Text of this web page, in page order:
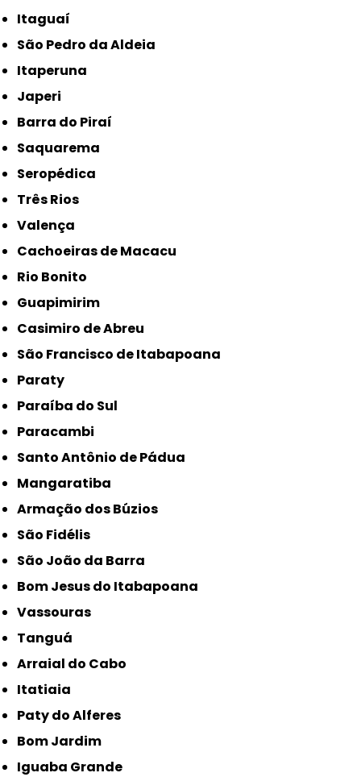
Itaguaí
São Pedro da Aldeia
Itaperuna
Japeri
Barra do Piraí
Saquarema
Seropédica
Três Rios
Valença
Cachoeiras de Macacu
Rio Bonito
Guapimirim
Casimiro de Abreu
São Francisco de Itabapoana
Paraty
Paraíba do Sul
Paracambi
Santo Antônio de Pádua
Mangaratiba
Armação dos Búzios
São Fidélis
São João da Barra
Bom Jesus do Itabapoana
Vassouras
Tanguá
Arraial do Cabo
Itatiaia
Paty do Alferes
Bom Jardim
Iguaba Grande